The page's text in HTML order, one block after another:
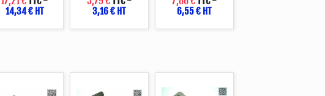
14,34 € HT 3,16 € HT 6,55 € HT